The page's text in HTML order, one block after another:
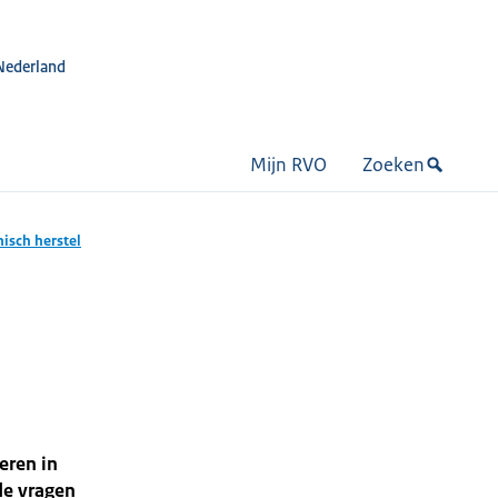
Mijn RVO Zoeken
herstel
in
vragen